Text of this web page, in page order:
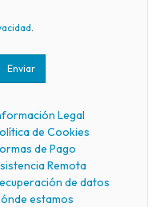
Enviar
Legal
de Cookies
de Pago
Remota
de datos
estamos